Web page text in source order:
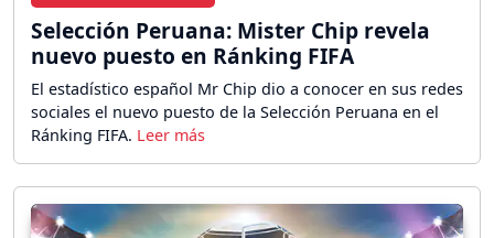
Selección Peruana: Mister Chip revela
nuevo puesto en Ránking FIFA
El estadístico español Mr Chip dio a conocer en sus redes
sociales el nuevo puesto de la Selección Peruana en el
Ránking FIFA.